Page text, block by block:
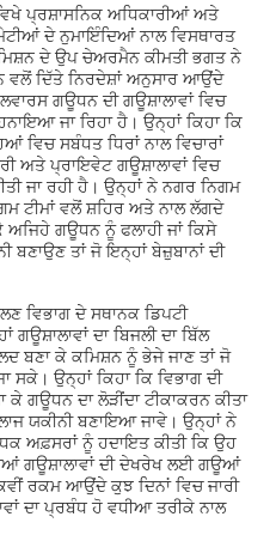
ਪ੍ਰਸ਼ਾਸਨਿਕ ਅਧਿਕਾਰੀਆਂ ਅਤੇ
ਦੇ ਨੁਮਾਇੰਦਿਆਂ ਨਾਲ ਵਿਸਥਾਰਤ
ਦੇ ਉਪ ਚੇਅਰਮੈਨ ਕੀਮਤੀ ਭਗਤ ਨੇ
ਵਲੋਂ ਦਿੱਤੇ ਨਿਰਦੇਸ਼ਾਂ ਅਨੁਸਾਰ ਆਉਂਦੇ
ਗਊਧਨ ਦੀ ਗਊਸ਼ਾਲਾਵਾਂ ਵਿਚ
ਜਾ ਰਿਹਾ ਹੈ। ਉਨ੍ਹਾਂ ਕਿਹਾ ਕਿ
ਵਿਚ ਸਬੰਧਤ ਧਿਰਾਂ ਨਾਲ ਵਿਚਾਰਾਂ
ਅਤੇ ਪ੍ਰਾਇਵੇਟ ਗਊਸ਼ਾਲਾਵਾਂ ਵਿਚ
ਜਾ ਰਹੀ ਹੈ। ਉਨ੍ਹਾਂ ਨੇ ਨਗਰ ਨਿਗਮ
ਟੀਮਾਂ ਵਲੋਂ ਸ਼ਹਿਰ ਅਤੇ ਨਾਲ ਲੱਗਦੇ
ਅਜਿਹੇ ਗਊਧਨ ਨੂੰ ਫਲਾਹੀ ਜਾਂ ਕਿਸੇ
ਬਣਾਉਣ ਤਾਂ ਜੋ ਇਨ੍ਹਾਂ ਬੇਜ਼ੁਬਾਨਾਂ ਦੀ
ਵਿਭਾਗ ਦੇ ਸਥਾਨਕ ਡਿਪਟੀ
ਦਾ ਬਿਜਲੀ ਦਾ ਬਿੱਲ
ਬਣਾ ਕੇ ਕਮਿਸ਼ਨ ਨੂੰ ਭੇਜੇ ਜਾਣ ਤਾਂ ਜੋ
ਉਨ੍ਹਾਂ ਕਿਹਾ ਕਿ ਵਿਭਾਗ ਦੀ
ਕੇ ਗਊਧਨ ਦਾ ਲੋੜੀਂਦਾ ਟੀਕਾਕਰਨ ਕੀਤਾ
ਯਕੀਨੀ ਬਣਾਇਆ ਜਾਵੇ। ਉਨ੍ਹਾਂ ਨੇ
ਅਫ਼ਸਰਾਂ ਨੂੰ ਹਦਾਇਤ ਕੀਤੀ ਕਿ ਉਹ
ਗਊਸ਼ਾਲਾਵਾਂ ਦੀ ਦੇਖਰੇਖ ਲਈ ਗਊਆਂ
ਰਕਮ ਆਉਂਦੇ ਕੁਝ ਦਿਨਾਂ ਵਿਚ ਜਾਰੀ
ਦਾ ਪ੍ਰਬੰਧ ਹੋ ਵਧੀਆ ਤਰੀਕੇ ਨਾਲ